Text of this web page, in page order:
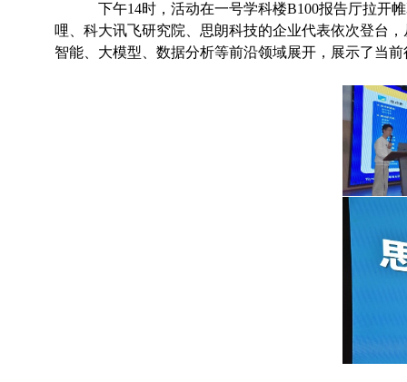
下午14时，活动在一号学科楼B100报告厅拉开
哩、科大讯飞研究院、思朗科技的企业代表依次登台
智能、大模型、数据分析等前沿领域展开，展示了当